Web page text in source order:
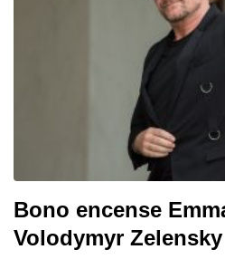
Bono encense
Volodymyr Zelensky